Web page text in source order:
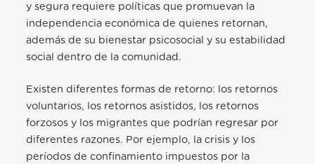
y segura requiere políticas que promuevan la
independencia económica de quienes retornan,
además de su bienestar psicosocial y su estabilidad
social dentro de la comunidad.
Existen diferentes formas de retorno: los retornos
voluntarios, los retornos asistidos, los retornos
forzosos y los migrantes que podrían regresar por
diferentes razones. Por ejemplo, la crisis y los
períodos de confinamiento impuestos por la